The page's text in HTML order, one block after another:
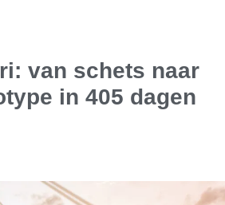
van schets naar
in 405 dagen